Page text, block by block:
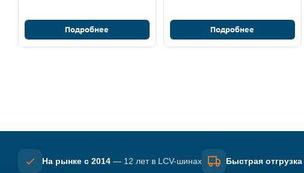
Подробнее Подробнее
На рынке с 2014 — 12 лет в LCV-шинах Быстрая отгрузка